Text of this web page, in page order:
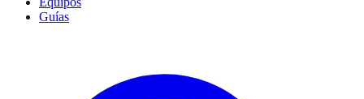
Guías